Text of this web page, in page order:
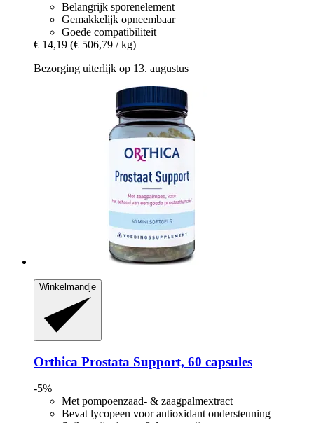
Belangrijk sporenelement
Gemakkelijk opneembaar
Goede compatibiliteit
€ 14,19 (€ 506,79 / kg)
Bezorging uiterlijk op 13. augustus
Winkelmandje
Orthica Prostata Support, 60 capsules
-5%
Met pompoenzaad- & zaagpalmextract
Bevat lycopeen voor antioxidant ondersteuning